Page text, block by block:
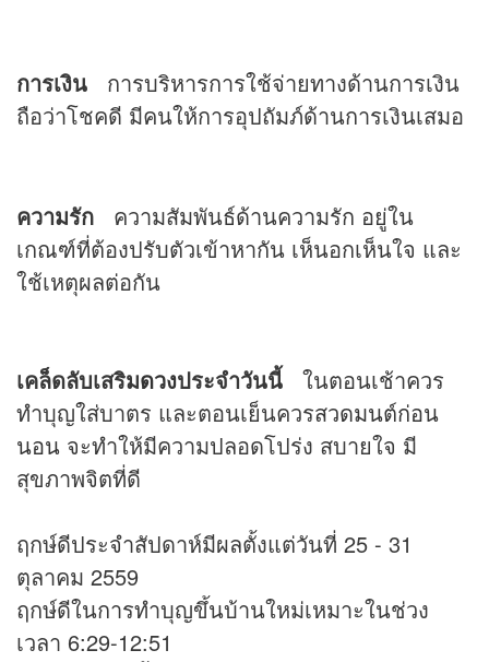
การเงิน การบริหารการใช้จ่ายทางด้านการเงิน
ถือว่าโชคดี มีคนให้การอุปถัมภ์ด้านการเงินเสมอ
ความรัก ความสัมพันธ์ด้านความรัก อยู่ใน
เกณฑ์ที่ต้องปรับตัวเข้าหากัน เห็นอกเห็นใจ และ
ใช้เหตุผลต่อกัน
เคล็ดลับเสริมดวงประจำวันนี้ ในตอนเช้าควร
ทำบุญใส่บาตร และตอนเย็นควรสวดมนต์ก่อน
นอน จะทำให้มีความปลอดโปร่ง สบายใจ มี
สุขภาพจิตที่ดี
ฤกษ์ดีประจำสัปดาห์มีผลตั้งแต่วันที่ 25 - 31
ตุลาคม 2559
ฤกษ์ดีในการทำบุญขึ้นบ้านใหม่เหมาะในช่วง
เวลา 6:29-12:51